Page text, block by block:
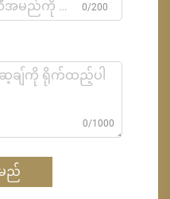
0/200
0/1000
ည်